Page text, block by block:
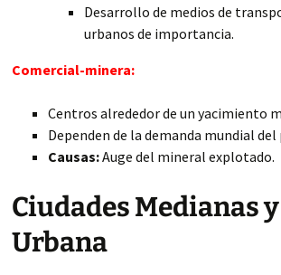
Desarrollo de medios de
urbanos de importancia.
Comercial-minera:
Centros alrededor de un yacimiento
Dependen de la demanda mundial
Causas:Auge del mineral explotado.
Ciudades Medianas
Urbana